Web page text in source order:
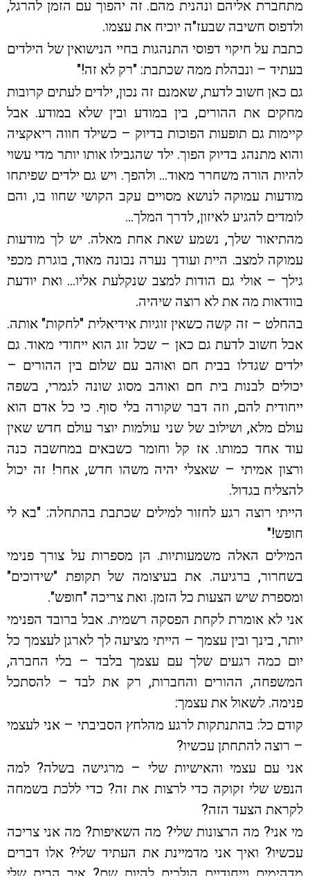
מתחברת אליהם ונהנית מהם. זה יהפוך עם הזמן להרגל,
ולדפוס חשיבה שבעז"ה יוכיח את עצמו.
כתבת על חיקוי דפוסי התנהגות בחיי הנישואין של הילדים
בעתיד – ונבהלת ממה שכתבת: "רק לא זה!"
גם כאן חשוב לדעת, שאמנם זה נכון, ילדים לעתים קרובות
מחקים את ההורים, בין במודע ובין שלא במודע. אבל
קיימות גם תופעות הפוכות בדיוק – כשילד חווה ריאקציה
והוא מתנהג בדיוק הפוך. ילד שהגבילו אותו יותר מדי עשוי
להיות הורה משחרר מאוד… ולהפך. ויש גם ילדים שפיתחו
מודעות עמוקה לנושא מסויים עקב הקושי שחוו בו, והם
לומדים להגיע לאיזון, לדרך המלך…
מהתיאור שלך, נשמע שאת אחת מאלה. יש לך מודעות
עמוקה למצב. היית ועודך נערה נבונה מאוד, בוגרת מכפי
גילך – אולי גם הודות למצב שנקלעת אליו… ואת יודעת
בוודאות מה את לא רוצה שיהיה.
בהחלט – זה קשה כשאין זוגיות אידיאלית "לחקות" אותה.
אבל חשוב לדעת גם כאן – שכל זוג הוא ייחודי מאוד. גם
ילדים שגדלו בבית חם ואוהב עם שלום בין ההורים –
יכולים לבנות בית חם ואוהב מסוג שונה לגמרי, בשפה
ייחודית להם, וזה דבר שקורה בלי סוף. כי כל אדם הוא
עולם מלא, ושילוב של שני עולמות יוצר עולם חדש שאין
עוד אחד כמותו. אז קל וחומר כשבאים במחשבה כנה
ורצון אמיתי – שאצלי יהיה משהו חדש, אחר! זה יכול
להצליח בגדול.
הייתי רוצה רגע לחזור למילים שכתבת בהתחלה: "בא לי
חופש!"
המילים האלה משמעותיות. הן מספרות על צורך פנימי
בשחרור, ברגיעה. את בעיצומה של תקופת "שידוכים"
ומספרת שיש הצעות כל הזמן. ואת צריכה "חופש".
אני לא אומרת לקחת הפסקה רשמית. אבל ברובד הפנימי
יותר, בינך ובין עצמך – הייתי מציעה לך לארגן לעצמך כל
יום כמה רגעים שלך עם עצמך בלבד – בלי החברה,
המשפחה, ההורים והחברות, רק את לבד – להסתכל
פנימה. לשאול את עצמך:
קודם כל: בהתנתקות לרגע מהלחץ הסביבתי – אני לעצמי
– רוצה להתחתן עכשיו?
אני עם עצמי והאישיות שלי – מרגישה בשלה? למה
הנפש שלי זקוקה כדי לרצות את זה? כדי ללכת בשמחה
לקראת הצעד הזה?
מי אני? מה הרצונות שלי? מה השאיפות? מה אני צריכה
עכשיו? ואיך אני מדמיינת את העתיד שלי? אלו דברים